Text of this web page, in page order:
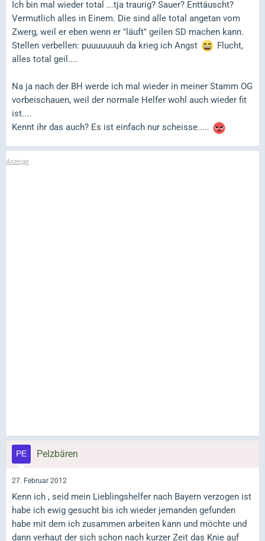
Ich bin mal wieder total ...tja traurig? Sauer? Enttäuscht?
Vermutlich alles in Einem. Die sind alle total angetan vom
Zwerg, weil er eben wenn er "läuft" geilen SD machen kann.
Stellen verbellen: puuuuuuuh da krieg ich Angst
Flucht,
alles total geil....
Na ja nach der BH werde ich mal wieder in meiner Stamm OG
vorbeischauen, weil der normale Helfer wohl auch wieder fit
ist....
Kennt ihr das auch? Es ist einfach nur scheisse.....
Pelzbären
27. Februar 2012
Kenn ich , seid mein Lieblingshelfer nach Bayern verzogen ist
habe ich ewig gesucht bis ich wieder jemanden gefunden
habe mit dem ich zusammen arbeiten kann und möchte und
dann verhaut der sich schon nach kurzer Zeit das Knie auf